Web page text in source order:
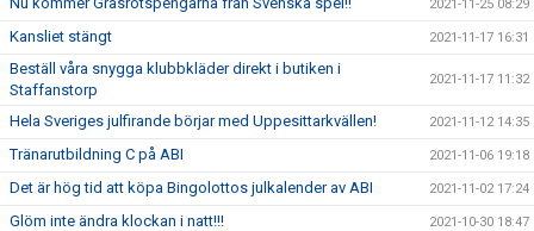
2021-11-25 08:29
Kansliet stängt 2021-11-17 16:31
Beställ våra snygga klubbkläder direkt i butiken i
Staffanstorp
2021-11-17 11:32
Hela Sveriges julfirande börjar med Uppesittarkvällen! 2021-11-12 14:35
Tränarutbildning C på ABI 2021-11-06 19:18
Det är hög tid att köpa Bingolottos julkalender av ABI 2021-11-02 17:24
Glöm inte ändra klockan i natt!!! 2021-10-30 18:47